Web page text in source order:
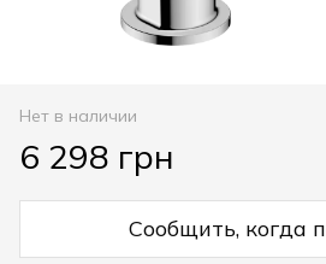
Нет в наличии
6 298 грн
Сообщить, когда